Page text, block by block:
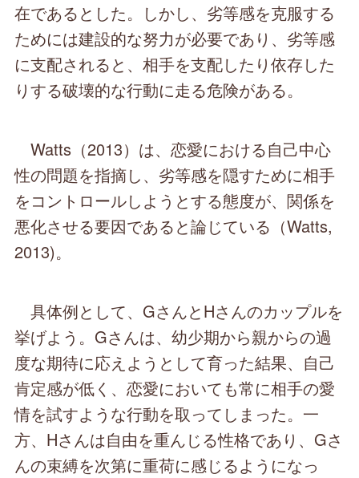
在であるとした。しかし、劣等感を克服する
ためには建設的な努力が必要であり、劣等感
に支配されると、相手を支配したり依存した
りする破壊的な行動に走る危険がある。
Watts（2013）は、恋愛における自己中心
性の問題を指摘し、劣等感を隠すために相手
をコントロールしようとする態度が、関係を
悪化させる要因であると論じている（Watts,
2013)。
具体例として、GさんとHさんのカップルを
挙げよう。Gさんは、幼少期から親からの過
度な期待に応えようとして育った結果、自己
肯定感が低く、恋愛においても常に相手の愛
情を試すような行動を取ってしまった。一
方、Hさんは自由を重んじる性格であり、Gさ
んの束縛を次第に重荷に感じるようになっ